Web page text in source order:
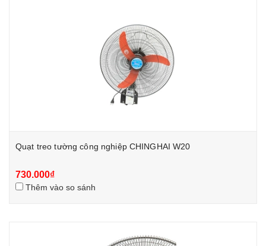
Quạt treo tường công nghiệp CHINGHAI W20
730.000₫
Thêm vào so sánh